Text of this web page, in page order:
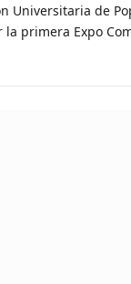
Universitaria de
primera Expo